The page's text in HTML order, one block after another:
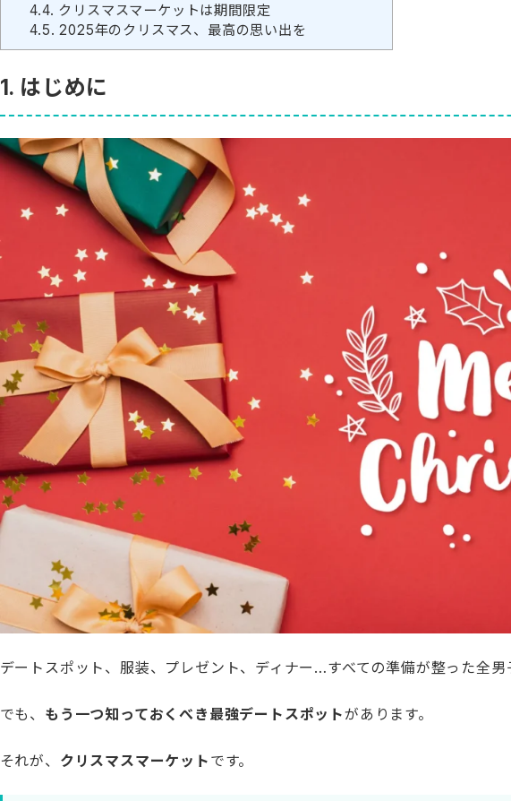
4.4. クリスマスマーケットは期間限定
4.5. 2025年のクリスマス、最高の思い出を
1. はじめに
デートスポット、服装、プレゼント、ディナー…すべての準備が整った全男
でも、 もう一つ知っておくべき最強デートスポットがあります。
それが、 クリスマスマーケット です。